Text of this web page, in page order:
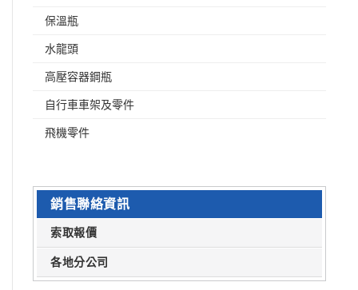
保溫瓶
水龍頭
高壓容器鋼瓶
自行車車架及零件
飛機零件
銷售聯絡資訊
索取報價
各地分公司